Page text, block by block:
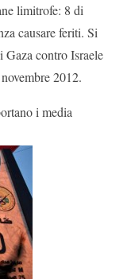
limitrofe: 8 di
causare feriti. Si
Gaza contro Israele
2012.
i media